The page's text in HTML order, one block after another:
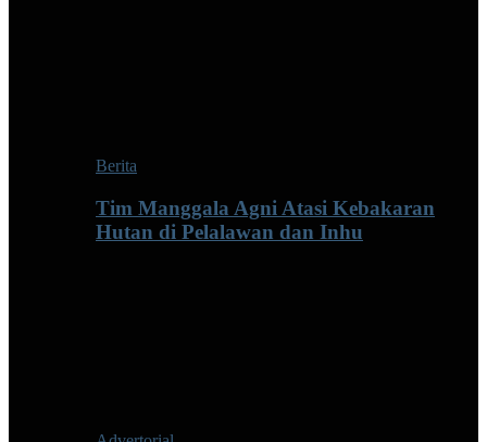
Berita
Tim Manggala Agni Atasi Kebakaran
Hutan di Pelalawan dan Inhu